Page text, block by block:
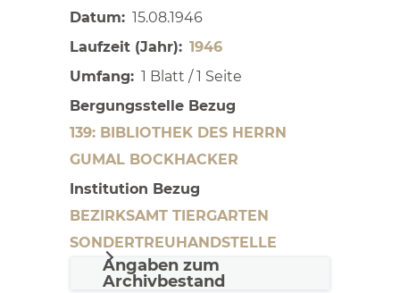
Datum
15.08.1946
Laufzeit (Jahr)
1946
Umfang
1 Blatt / 1 Seite
Bergungsstelle Bezug
139: BIBLIOTHEK DES HERRN
GUMAL BOCKHACKER
Institution Bezug
BEZIRKSAMT TIERGARTEN
SONDERTREUHANDSTELLE
Angaben zum
Archivbestand